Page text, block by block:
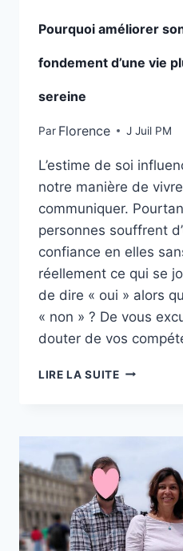
Pourquoi améliorer
fondement d’une vie
sereine
Par Florence J Juil PM
L’estime de soi
notre manière de
communiquer.
personnes souffrent
confiance en elles
réellement ce qui se
de dire « oui » alors
« non » ? De vous
douter de vos
LIRE LA SUITE